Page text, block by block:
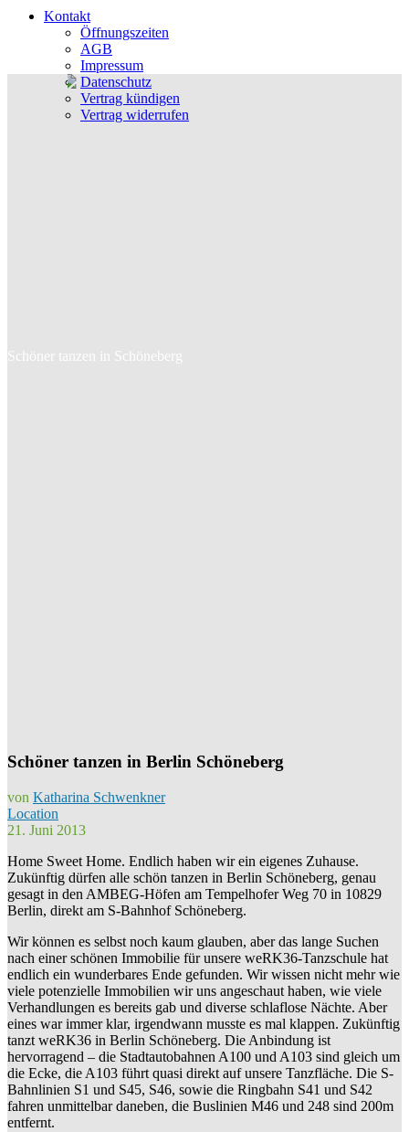
Kontakt
Öffnungszeiten
AGB
Impressum
Datenschutz
Vertrag kündigen
Vertrag widerrufen
Schöner tanzen in Schöneberg
Schöner tanzen in Berlin Schöneberg
von Katharina Schwenkner
Location
21. Juni 2013
Home Sweet Home. Endlich haben wir ein eigenes Zuhause.
Zukünftig dürfen alle schön tanzen in Berlin Schöneberg, genau
gesagt in den AMBEG-Höfen am Tempelhofer Weg 70 in 10829
Berlin, direkt am S-Bahnhof Schöneberg.​
Wir können es selbst noch kaum glauben, aber das lange Suchen
nach einer schönen Immobilie für unsere weRK36-Tanzschule hat
endlich ein wunderbares Ende gefunden. Wir wissen nicht mehr wie
viele potenzielle Immobilien wir uns angeschaut haben, wie viele
Verhandlungen es bereits gab und diverse schlaflose Nächte. Aber
eines war immer klar, irgendwann musste es mal klappen. Zukünftig
tanzt weRK36 in Berlin Schöneberg. Die Anbindung ist
hervorragend – die Stadtautobahnen A100 und A103 sind gleich um
die Ecke, die A103 führt quasi direkt auf unsere Tanzfläche. Die S-
Bahnlinien S1 und S45, S46, sowie die Ringbahn S41 und S42
fahren unmittelbar daneben, die Buslinien M46 und 248 sind 200m
entfernt.